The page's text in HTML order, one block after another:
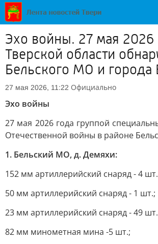
Эхо войны. 27 мая 2026
Тверской области
Бельского МО и города
27 мая 2026, 11:22 Официально
Эхо войны
27 мая 2026 года группой
Отечественной войны в районе
1. Бельский МО, д. Демяхи:
152 мм артиллерийский снаряд - 4
50 мм артиллерийский снаряд - 1 шт.;
23 мм артиллерийский снаряд - 49
82 мм минометная мина -5 шт.;